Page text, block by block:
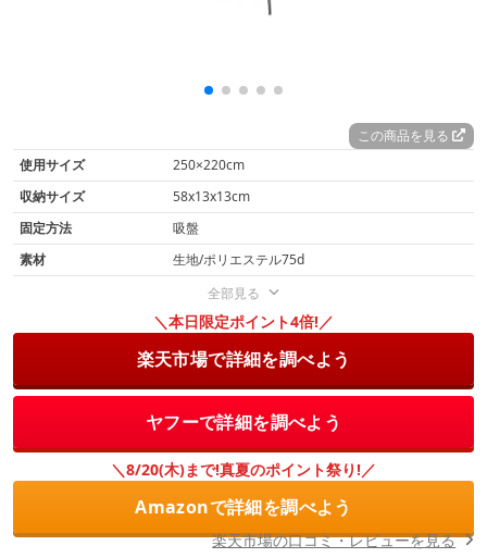
この商品を見る
使用サイズ
250×220cm
収納サイズ
58x13x13cm
固定方法
吸盤
素材
生地/ポリエステル75d
全部見る
＼本日限定ポイント4倍!／
楽天市場で詳細を調べよう
ヤフーで詳細を調べよう
＼8/20(木)まで!真夏のポイント祭り!／
Amazonで詳細を調べよう
楽天市場の口コミ・レビューを見る